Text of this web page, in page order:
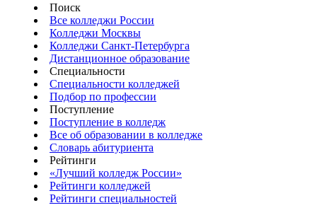
Поиск
Все колледжи России
Колледжи Москвы
Колледжи Санкт-Петербурга
Дистанционное образование
Специальности
Специальности колледжей
Подбор по профессии
Поступление
Поступление в колледж
Все об образовании в колледже
Словарь абитуриента
Рейтинги
«Лучший колледж России»
Рейтинги колледжей
Рейтинги специальностей